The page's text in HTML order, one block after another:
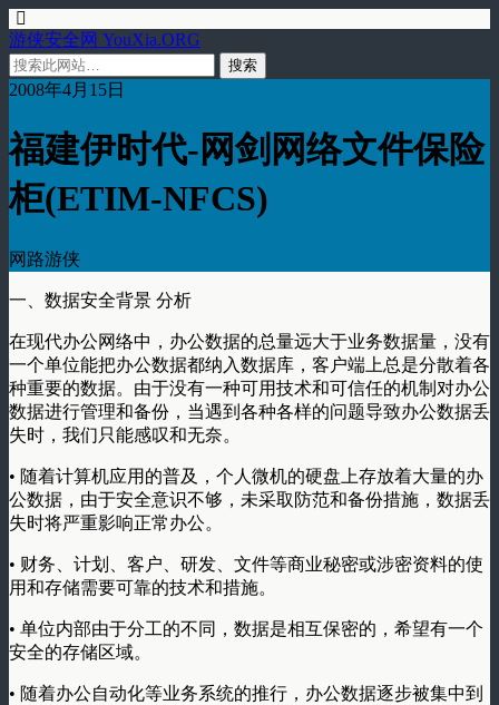
游侠安全网 YouXia.ORG
2008年4月15日
福建伊时代-网剑网络文件保险
柜(ETIM-NFCS)
网路游侠
一、数据安全背景 分析
在现代办公网络中，办公数据的总量远大于业务数据量，没有
一个单位能把办公数据都纳入数据库，客户端上总是分散着各
种重要的数据。由于没有一种可用技术和可信任的机制对办公
数据进行管理和备份，当遇到各种各样的问题导致办公数据丢
失时，我们只能感叹和无奈。
• 随着计算机应用的普及，个人微机的硬盘上存放着大量的办
公数据，由于安全意识不够，未采取防范和备份措施，数据丢
失时将严重影响正常办公。
• 财务、计划、客户、研发、文件等商业秘密或涉密资料的使
用和存储需要可靠的技术和措施。
• 单位内部由于分工的不同，数据是相互保密的，希望有一个
安全的存储区域。
• 随着办公自动化等业务系统的推行，办公数据逐步被集中到